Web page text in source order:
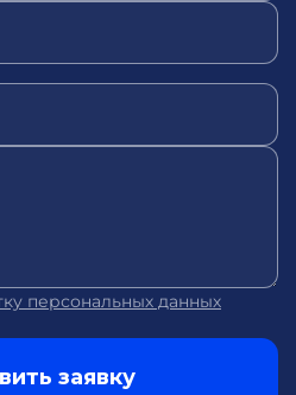
персональных данных
заявку